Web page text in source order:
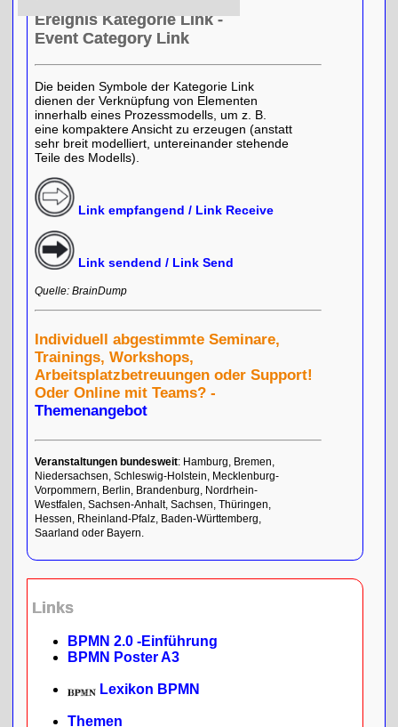
Ereignis Kategorie Link -
Event Category Link
Die beiden Symbole der Kategorie Link
dienen der Verknüpfung von Elementen
innerhalb eines Prozessmodells, um z. B.
eine kompaktere Ansicht zu erzeugen (anstatt
sehr breit modelliert, untereinander stehende
Teile des Modells).
Link empfangend / Link Receive
Link sendend / Link Send
Quelle: BrainDump
Individuell abgestimmte Seminare,
Trainings, Workshops,
Arbeitsplatzbetreuungen oder Support!
Oder Online mit Teams? -
Themenangebot
Veranstaltungen bundesweit: Hamburg, Bremen,
Niedersachsen, Schleswig-Holstein, Mecklenburg-
Vorpommern, Berlin, Brandenburg, Nordrhein-
Westfalen, Sachsen-Anhalt, Sachsen, Thüringen,
Hessen, Rheinland-Pfalz, Baden-Württemberg,
Saarland oder Bayern.
Links
BPMN 2.0 -Einführung
BPMN Poster A3
Lexikon BPMN
Themen